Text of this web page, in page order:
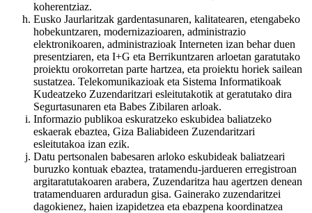
koherentziaz.
Eusko Jaurlaritzak gardentasunaren, kalitatearen, etengabeko
hobekuntzaren, modernizazioaren, administrazio
elektronikoaren, administrazioak Interneten izan behar duen
presentziaren, eta I+G eta Berrikuntzaren arloetan garatutako
proiektu orokorretan parte hartzea, eta proiektu horiek sailean
sustatzea. Telekomunikazioak eta Sistema Informatikoak
Kudeatzeko Zuzendaritzari esleitutakotik at geratutako dira
Segurtasunaren eta Babes Zibilaren arloak.
Informazio publikoa eskuratzeko eskubidea baliatzeko
eskaerak ebaztea, Giza Baliabideen Zuzendaritzari
esleitutakoa izan ezik.
Datu pertsonalen babesaren arloko eskubideak baliatzeari
buruzko kontuak ebaztea, tratamendu-jardueren erregistroan
argitaratutakoaren arabera, Zuzendaritza hau agertzen denean
tratamenduaren arduradun gisa. Gainerako zuzendaritzei
dagokienez, haien izapidetzea eta ebazpena koordinatzea